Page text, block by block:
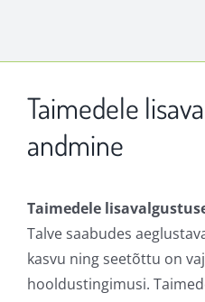
Taimedele
andmine
Taimedele
Talve saabudes
kasvu ning seetõttu on
hooldustingimusi.